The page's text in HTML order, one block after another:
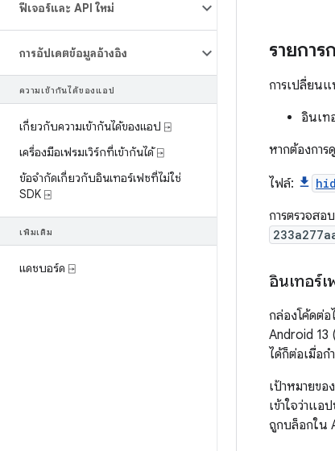
ฟีเจอร์และ API ใหม่
การอัปเดตข้อมูลอ้างอิง
ความเข้ากันได้ของแอป
เกี่ยวกับความเข้ากันได้ของแอป ⍈
เครื่องมือเฟรมเวิร์กที่เข้ากันได้ ⍈
ข้อจำกัดเกี่ยวกับอินเทอร์เฟซที่ไม่ใช่
SDK ⍈
เพิ่มเติม
แดชบอร์ด ⍈
รายกา
การเปลี่ยน
อินเท
หากต้องการ
ไฟล์:
การตรวจสอ
อินเทอร์
กล่องโค้ดต่
Android 13
ได้ก็ต่อเมื่อก
เป้าหมายขอ
เข้าใจว่าแ
ถูกบล็อกใน